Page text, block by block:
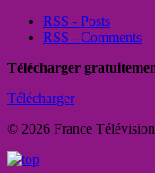
RSS - Posts
RSS - Comments
Télécharger
Télécharger
© 2026 France